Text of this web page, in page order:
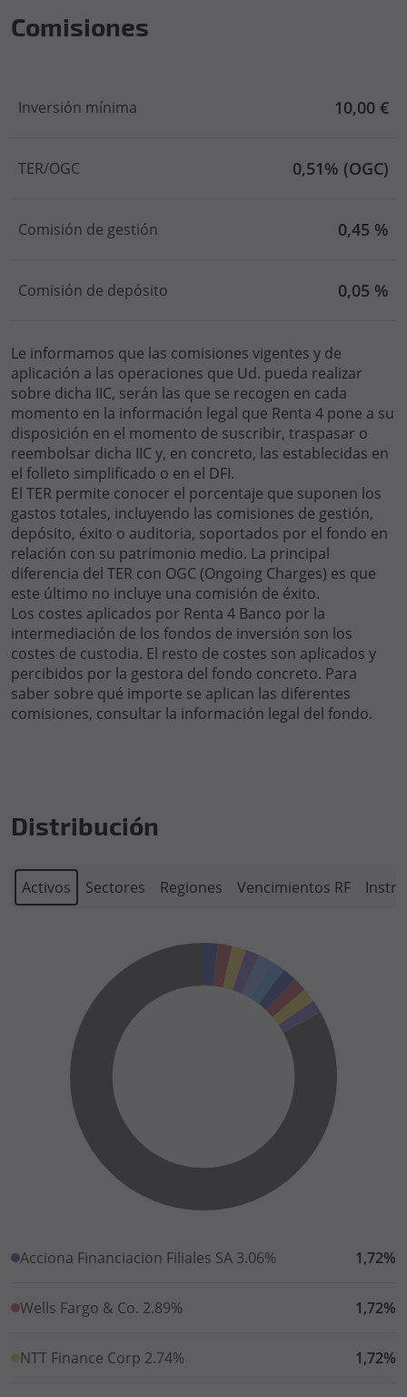
Comisiones
Inversión mínima 10,00 €
TER/OGC 0,51% (OGC)
Comisión de gestión 0,45 %
Comisión de depósito 0,05 %
Le informamos que las comisiones vigentes y de
aplicación a las operaciones que Ud. pueda realizar
sobre dicha IIC, serán las que se recogen en cada
momento en la información legal que Renta 4 pone a su
disposición en el momento de suscribir, traspasar o
reembolsar dicha IIC y, en concreto, las establecidas en
el folleto simplificado o en el DFI.
El TER permite conocer el porcentaje que suponen los
gastos totales, incluyendo las comisiones de gestión,
depósito, éxito o auditoria, soportados por el fondo en
relación con su patrimonio medio. La principal
diferencia del TER con OGC (Ongoing Charges) es que
este último no incluye una comisión de éxito.
Los costes aplicados por Renta 4 Banco por la
intermediación de los fondos de inversión son los
costes de custodia. El resto de costes son aplicados y
percibidos por la gestora del fondo concreto. Para
saber sobre qué importe se aplican las diferentes
comisiones, consultar la información legal del fondo.
Distribución
Activos Sectores Regiones Vencimientos RF
Acciona Financiacion Filiales SA 3.06% 1,72%
Wells Fargo & Co. 2.89% 1,72%
NTT Finance Corp 2.74% 1,72%